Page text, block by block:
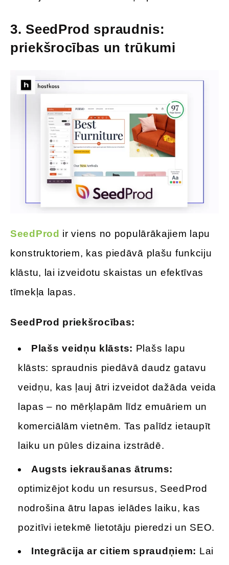
3. SeedProd spraudnis:
priekšrocības un trūkumi
SeedProd ir viens no populārākajiem lapu
konstruktoriem, kas piedāvā plašu funkciju
klāstu, lai izveidotu skaistas un efektīvas
tīmekļa lapas.
SeedProd priekšrocības:
Plašs veidņu klāsts: Plašs lapu
klāsts: spraudnis piedāvā daudz gatavu
veidņu, kas ļauj ātri izveidot dažāda veida
lapas – no mērķlapām līdz emuāriem un
komerciālām vietnēm. Tas palīdz ietaupīt
laiku un pūles dizaina izstrādē.
Augsts iekraušanas ātrums:
optimizējot kodu un resursus, SeedProd
nodrošina ātru lapas ielādes laiku, kas
pozitīvi ietekmē lietotāju pieredzi un SEO.
Integrācija ar citiem spraudņiem: Lai